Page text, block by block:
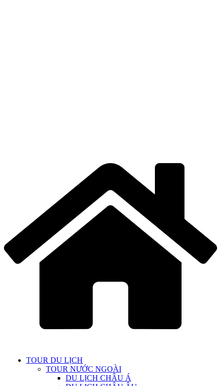
TOUR DU LỊCH
TOUR NƯỚC NGOÀI
DU LỊCH CHÂU Á